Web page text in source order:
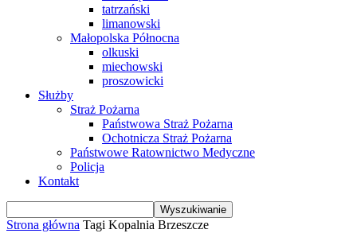
tatrzański
limanowski
Małopolska Północna
olkuski
miechowski
proszowicki
Służby
Straż Pożarna
Państwowa Straż Pożarna
Ochotnicza Straż Pożarna
Państwowe Ratownictwo Medyczne
Policja
Kontakt
Strona główna Tagi Kopalnia Brzeszcze